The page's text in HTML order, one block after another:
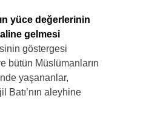
yüce değerlerinin
gelmesi
göstergesi
bütün Müslümanların
yaşananlar,
Batı’nın aleyhine